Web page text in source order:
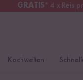
GRATIS* 4 x Reis
Kochwelten